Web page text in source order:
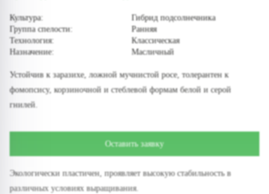
Культура:
Гибрид подсолнечника
Группа спелости:
Ранняя
Технология:
Классическая
Назначение:
Масличный
Устойчив к заразихе, ложной мучнистой росе, толерантен к
фомопсису, корзиночной и стеблевой формам белой и серой
гнилей.
Оставить заявку
Экологически пластичен, проявляет высокую стабильность в
различных условиях выращивания.